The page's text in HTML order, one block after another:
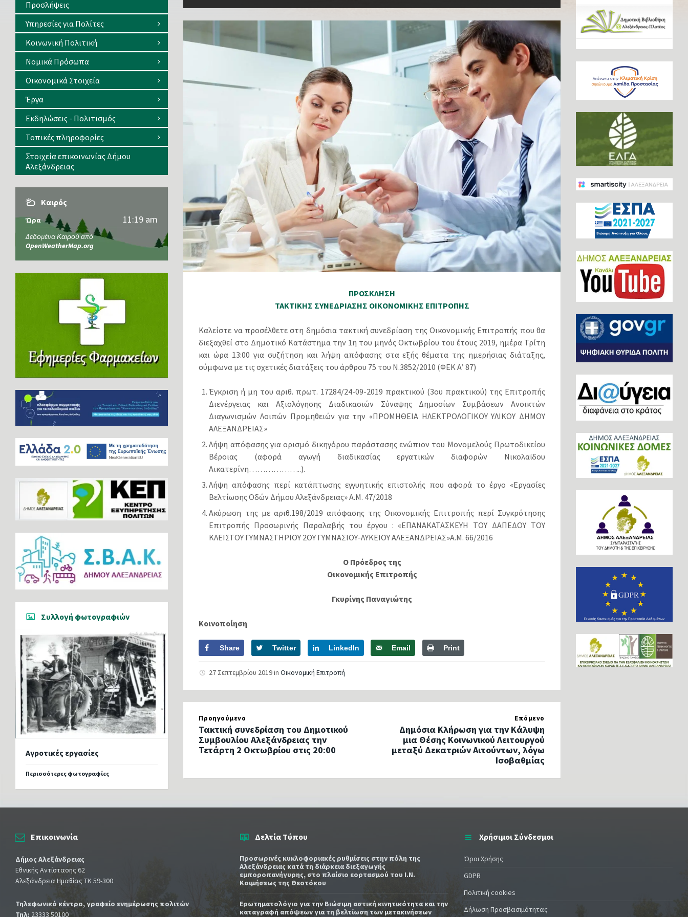
ΠΡΟΣΚΛΗΣΗ
ΤΑΚΤΙΚΗΣ ΣΥΝΕΔΡΙΑΣΗΣ ΟΙΚΟΝΟΜΙΚΗΣ ΕΠΙΤΡΟΠΗΣ
Καλείστε να προσέλθετε στη δημόσια τακτική συνεδρίαση της Οικονομικής Επιτροπής που θα
διεξαχθεί στο Δημοτικό Κατάστημα την 1η του μηνός Οκτωβρίου του έτους 2019, ημέρα Τρίτη
και ώρα 13:00 για συζήτηση και λήψη απόφασης στα εξής θέματα της ημερήσιας διάταξης,
σύμφωνα με τις σχετικές διατάξεις του άρθρου 75 του Ν.3852/2010 (ΦΕΚ Α’ 87)
Έγκριση ή μη του αριθ. πρωτ. 17284/24-09-2019 πρακτικού (3ου πρακτικού) της Επιτροπής
Διενέργειας και Αξιολόγησης Διαδικασιών Σύναψης Δημοσίων Συμβάσεων Ανοικτών
Διαγωνισμών Λοιπών Προμηθειών για την «ΠΡΟΜΗΘΕΙΑ ΗΛΕΚΤΡΟΛΟΓΙΚΟΥ ΥΛΙΚΟΥ ΔΗΜΟΥ
ΑΛΕΞΑΝΔΡΕΙΑΣ»
Λήψη απόφασης για ορισμό δικηγόρου παράστασης ενώπιον του Μονομελούς Πρωτοδικείου
Βέροιας (αφορά αγωγή διαδικασίας εργατικών διαφορών Νικολαϊδου
Αικατερίνη………………..).
Λήψη απόφασης περί κατάπτωσης εγγυητικής επιστολής που αφορά το έργο «Εργασίες
Βελτίωσης Οδών Δήμου Αλεξάνδρειας» Α.Μ. 47/2018
Ακύρωση της με αριθ.198/2019 απόφασης της Οικονομικής Επιτροπής περί Συγκρότησης
Επιτροπής Προσωρινής Παραλαβής του έργου : «ΕΠΑΝΑΚΑΤΑΣΚΕΥΗ ΤΟΥ ΔΑΠΕΔΟΥ ΤΟΥ
ΚΛΕΙΣΤΟΥ ΓΥΜΝΑΣΤΗΡΙΟΥ 2ΟΥ ΓΥΜΝΑΣΙΟΥ-ΛΥΚΕΙΟΥ ΑΛΕΞΑΝΔΡΕΙΑΣ»Α.Μ. 66/2016
Ο Πρόεδρος της
Οικονομικής Επιτροπής
Γκυρίνης Παναγιώτης
Κοινοποίηση
Share Twitter LinkedIn Email Print
27 Σεπτεμβρίου 2019inΟικονομική Επιτροπή
Προηγούμενο
Τακτική συνεδρίαση του Δημοτικού
Συμβουλίου Αλεξάνδρειας την
Τετάρτη 2 Οκτωβρίου στις 20:00
Επόμενο
Δημόσια Κλήρωση για την Κάλυψη
μια Θέσης Κοινωνικού Λειτουργού
μεταξύ Δεκατριών Αιτούντων, λόγω
Ισοβαθμίας
Προσλήψεις
Υπηρεσίες για Πολίτες
Κοινωνική Πολιτική
Νομικά Πρόσωπα
Οικονομικά Στοιχεία
Έργα
Εκδηλώσεις - Πολιτισμός
Τοπικές πληροφορίες
Στοιχεία επικοινωνίας Δήμου
Αλεξάνδρειας
Καιρός
Ώρα 11:19 am
Δεδομένα Καιρού από
OpenWeatherMap.org
Συλλογή φωτογραφιών
Αγροτικές εργασίες
Περισσότερες φωτογραφίες
Επικοινωνία
Δήμος Αλεξάνδρειας
Εθνικής Αντίστασης 62
Αλεξάνδρεια Ημαθίας ΤΚ 59-300
Τηλεφωνικό κέντρο, γραφείο ενημέρωσης πολιτών
Τηλ: 23333 50100
Δελτία Τύπου
Προσωρινές κυκλοφοριακές ρυθμίσεις στην πόλη της
Αλεξάνδρειας κατά τη διάρκεια διεξαγωγής
εμποροπανήγυρης, στο πλαίσιο εορτασμού του Ι.Ν.
Κοιμήσεως της Θεοτόκου
Ερωτηματολόγιο για την Βιώσιμη αστική κινητικότητα και την
καταγραφή απόψεων για τη βελτίωση των μετακινήσεων
Χρήσιμοι Σύνδεσμοι
Όροι Χρήσης
GDPR
Πολιτική cookies
Δήλωση Προσβασιμότητας